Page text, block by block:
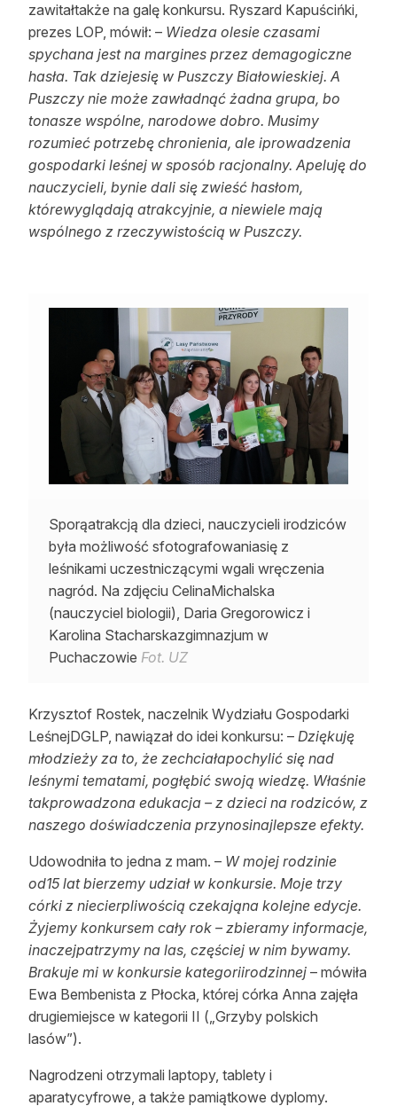
Archiwum
Kontakt
zawitałtakże na galę konkursu. Ryszard Kapuścińki,
prezes LOP, mówił: – Wiedza olesie czasami
spychana jest na margines przez demagogiczne
hasła. Tak dziejesię w Puszczy Białowieskiej. A
Puszczy nie może zawładnąć żadna grupa, bo
tonasze wspólne, narodowe dobro. Musimy
rozumieć potrzebę chronienia, ale iprowadzenia
gospodarki leśnej w sposób racjonalny. Apeluję do
nauczycieli, bynie dali się zwieść hasłom,
którewyglądają atrakcyjnie, a niewiele mają
wspólnego z rzeczywistością w Puszczy.
Sporąatrakcją dla dzieci, nauczycieli irodziców
była możliwość sfotografowaniasię z
leśnikami uczestniczącymi wgali wręczenia
nagród. Na zdjęciu CelinaMichalska
(nauczyciel biologii), Daria Gregorowicz i
Karolina Stacharskazgimnazjum w
Puchaczowie Fot. UZ
Krzysztof Rostek, naczelnik Wydziału Gospodarki
LeśnejDGLP, nawiązał do idei konkursu: – Dziękuję
młodzieży za to, że zechciałapochylić się nad
leśnymi tematami, pogłębić swoją wiedzę. Właśnie
takprowadzona edukacja – z dzieci na rodziców, z
naszego doświadczenia przynosinajlepsze efekty.
Udowodniła to jedna z mam. – W mojej rodzinie
od15 lat bierzemy udział w konkursie. Moje trzy
córki z niecierpliwością czekająna kolejne edycje.
Żyjemy konkursem cały rok – zbieramy informacje,
inaczejpatrzymy na las, częściej w nim bywamy.
Brakuje mi w konkursie kategoriirodzinnej – mówiła
Ewa Bembenista z Płocka, której córka Anna zajęła
drugiemiejsce w kategorii II („Grzyby polskich
lasów”).
Nagrodzeni otrzymali laptopy, tablety i
aparatycyfrowe, a także pamiątkowe dyplomy.